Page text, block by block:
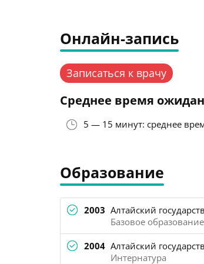
Онлайн-запись
Записаться к врачу
Среднее время
5 — 15 минут: среднее
Образование
2003 Алтайский
Базовое образование
2004 Алтайский
Интернатура